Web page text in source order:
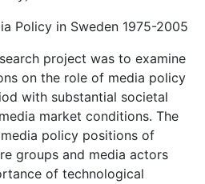
Policy in Sweden 1975-2005
project was to examine
on the role of media policy
with substantial societal
market conditions. The
policy positions of
groups and media actors
of technological